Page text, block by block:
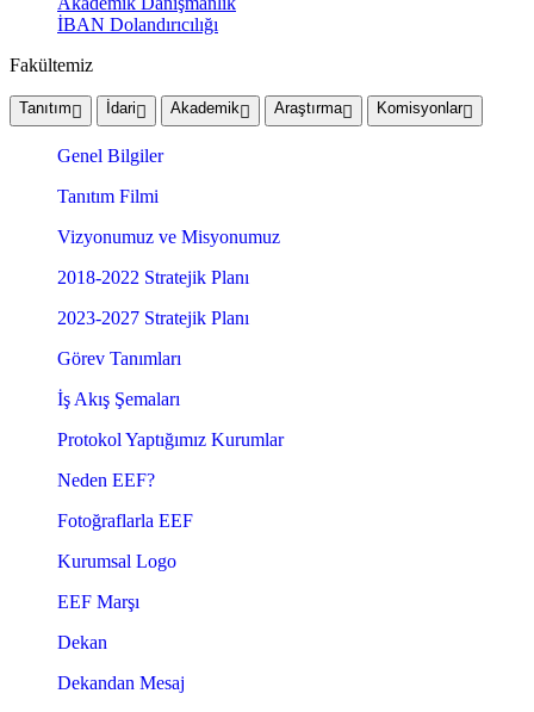
İBAN Dolandırıcılığı
Fakültemiz
Tanıtım İdari Akademik Araştırma Komisyonlar
Genel Bilgiler
Tanıtım Filmi
Vizyonumuz ve Misyonumuz
2018-2022 Stratejik Planı
2023-2027 Stratejik Planı
Görev Tanımları
İş Akış Şemaları
Protokol Yaptığımız Kurumlar
Neden EEF?
Fotoğraflarla EEF
Kurumsal Logo
EEF Marşı
Dekan
Dekandan Mesaj